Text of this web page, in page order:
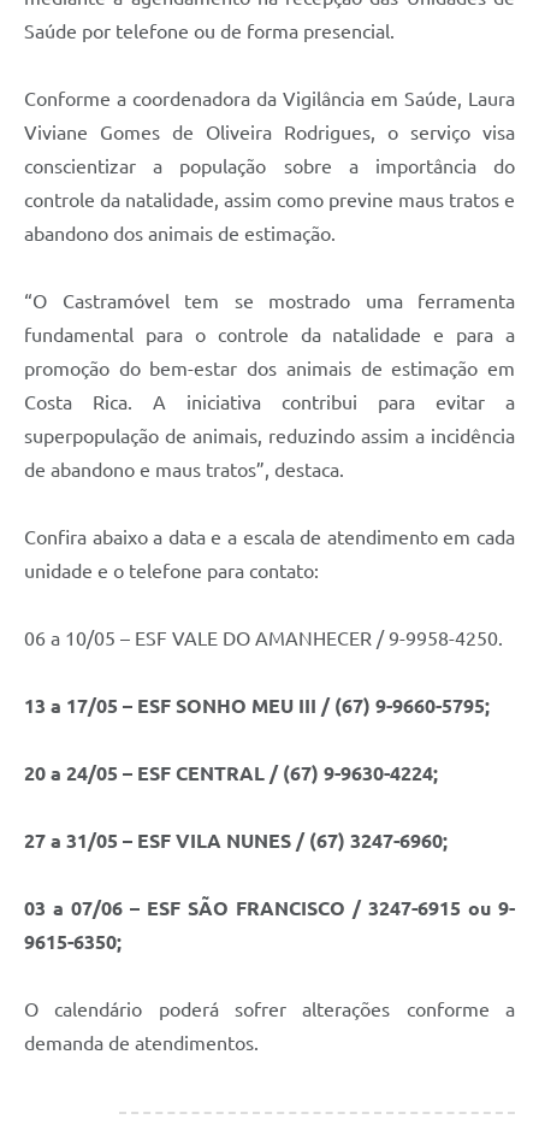
Saúde por telefone ou de forma presencial.
Conforme a coordenadora da Vigilância em Saúde, Laura
Viviane Gomes de Oliveira Rodrigues, o serviço visa
conscientizar a população sobre a importância do
controle da natalidade, assim como previne maus tratos e
abandono dos animais de estimação.
“O Castramóvel tem se mostrado uma ferramenta
fundamental para o controle da natalidade e para a
promoção do bem-estar dos animais de estimação em
Costa Rica. A iniciativa contribui para evitar a
superpopulação de animais, reduzindo assim a incidência
de abandono e maus tratos”, destaca.
Confira abaixo a data e a escala de atendimento em cada
unidade e o telefone para contato:
06 a 10/05 – ESF VALE DO AMANHECER / 9-9958-4250.
13 a 17/05 – ESF SONHO MEU III / (67) 9-9660-5795;
20 a 24/05 – ESF CENTRAL / (67) 9-9630-4224;
27 a 31/05 – ESF VILA NUNES / (67) 3247-6960;
03 a 07/06 – ESF SÃO FRANCISCO / 3247-6915 ou 9-
9615-6350;
O calendário poderá sofrer alterações conforme a
demanda de atendimentos.